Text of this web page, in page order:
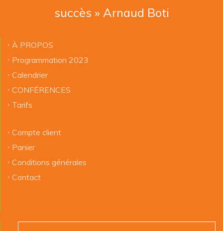
succès » Arnaud Boti
À PROPOS
Programmation 2023
Calendrier
CONFÉRENCES
Tarifs
Compte client
Panier
Conditions générales
Contact